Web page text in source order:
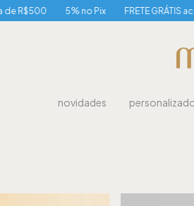
5% no Pix FRETE GRÁTIS acima de
novidades